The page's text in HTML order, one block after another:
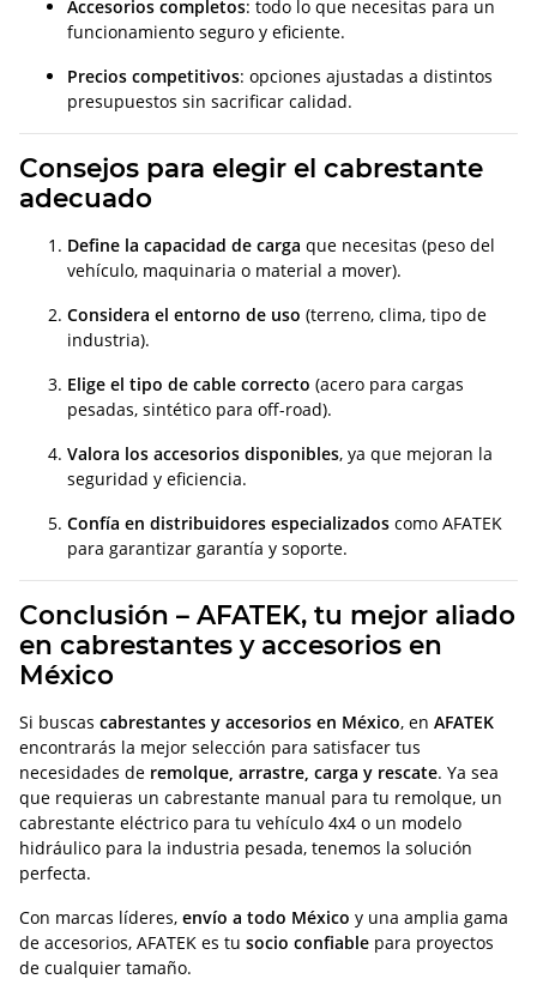
Accesorios completos: todo lo que necesitas para un
funcionamiento seguro y eficiente.
Precios competitivos: opciones ajustadas a distintos
presupuestos sin sacrificar calidad.
Consejos para elegir el cabrestante
adecuado
Define la capacidad de carga que necesitas (peso del
vehículo, maquinaria o material a mover).
Considera el entorno de uso (terreno, clima, tipo de
industria).
Elige el tipo de cable correcto (acero para cargas
pesadas, sintético para off-road).
Valora los accesorios disponibles, ya que mejoran la
seguridad y eficiencia.
Confía en distribuidores especializados como AFATEK
para garantizar garantía y soporte.
Conclusión – AFATEK, tu mejor aliado
en cabrestantes y accesorios en
México
Si buscas cabrestantes y accesorios en México, en AFATEK
encontrarás la mejor selección para satisfacer tus
necesidades de remolque, arrastre, carga y rescate. Ya sea
que requieras un cabrestante manual para tu remolque, un
cabrestante eléctrico para tu vehículo 4x4 o un modelo
hidráulico para la industria pesada, tenemos la solución
perfecta.
Con marcas líderes, envío a todo México y una amplia gama
de accesorios, AFATEK es tu socio confiable para proyectos
de cualquier tamaño.